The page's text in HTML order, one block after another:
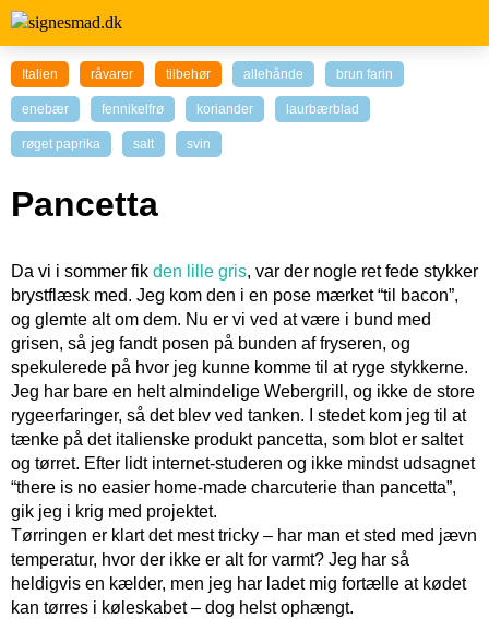
Italien råvarer tilbehør allehånde brun farin
enebær fennikelfrø koriander laurbærblad
røget paprika salt svin
Pancetta
Da vi i sommer fik den lille gris, var der nogle ret fede stykker
brystflæsk med. Jeg kom den i en pose mærket “til bacon”,
og glemte alt om dem. Nu er vi ved at være i bund med
grisen, så jeg fandt posen på bunden af fryseren, og
spekulerede på hvor jeg kunne komme til at ryge stykkerne.
Jeg har bare en helt almindelige Webergrill, og ikke de store
rygeerfaringer, så det blev ved tanken. I stedet kom jeg til at
tænke på det italienske produkt pancetta, som blot er saltet
og tørret. Efter lidt internet-studeren og ikke mindst udsagnet
“there is no easier home-made charcuterie than pancetta”,
gik jeg i krig med projektet.
Tørringen er klart det mest tricky – har man et sted med jævn
temperatur, hvor der ikke er alt for varmt? Jeg har så
heldigvis en kælder, men jeg har ladet mig fortælle at kødet
kan tørres i køleskabet – dog helst ophængt.